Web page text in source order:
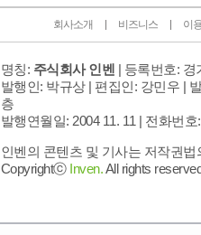
회사소개 비즈니스 이
명칭: 주식회사 인벤 | 등록번호: 경
발행인: 박규상 | 편집인: 강민우 |
층
발행연월일: 2004 11. 11 | 전화번호
인벤의 콘텐츠 및 기사는 저작권
Copyrightⓒ Inven.All rights